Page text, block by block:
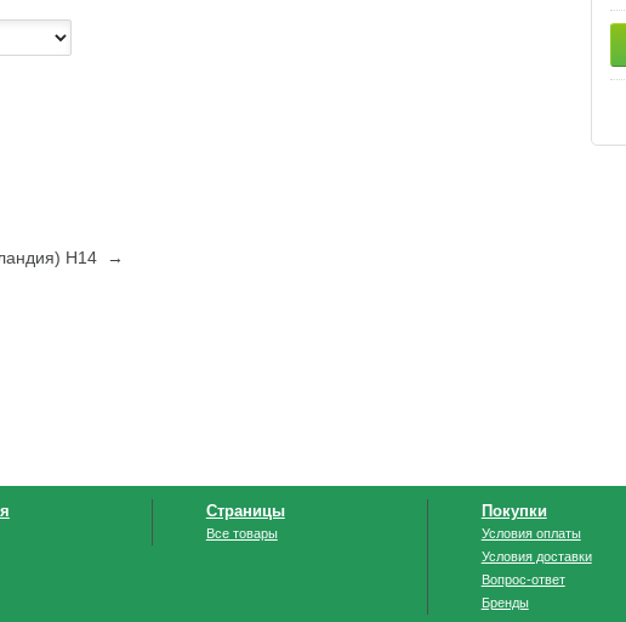
Н14 →
Страницы
Все товары
Покупки
Условия оплаты
Условия доставки
Вопрос-ответ
Бренды